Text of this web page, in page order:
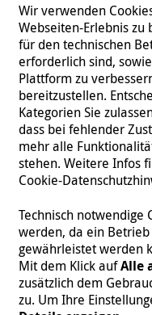
Folgen Sie uns
Impressum |
© 2026 Malteser
Wir verwenden
Webseiten-Erlebnis zu
für den technischen
erforderlich sind,
Plattform zu
bereitzustellen.
Kategorien Sie
dass bei fehlender
mehr alle
stehen. Weitere Infos
Cookie-
Technisch notwendige
werden, da ein
gewährleistet werden
Mit dem Klick aufAlle
zusätzlich dem
zu. Um Ihre